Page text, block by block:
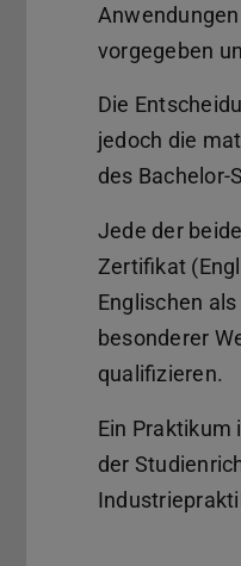
vorgegeben
Die
jedoch die
des Bachelor-
Jede der
Zertifikat
Englischen
besonderer
qualifizieren.
Ein Praktikum
der